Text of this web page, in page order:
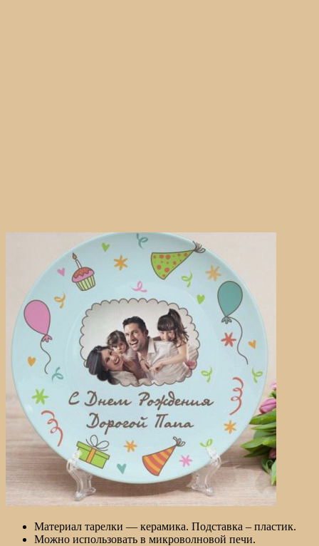
Материал тарелки — керамика. Подставка – пластик.
Можно использовать в микроволновой печи.